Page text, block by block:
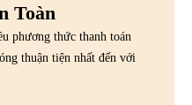
Toàn
phương thức thanh toán
thuận tiện nhất đến với